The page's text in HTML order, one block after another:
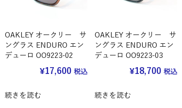
OAKLEY オークリー サ
ングラス ENDURO エン
デューロ OO9223-02
¥17,600 税込
続きを読む
OAKLEY オークリー サ
ングラス ENDURO エン
デューロ OO9223-03
¥18,700 税込
続きを読む